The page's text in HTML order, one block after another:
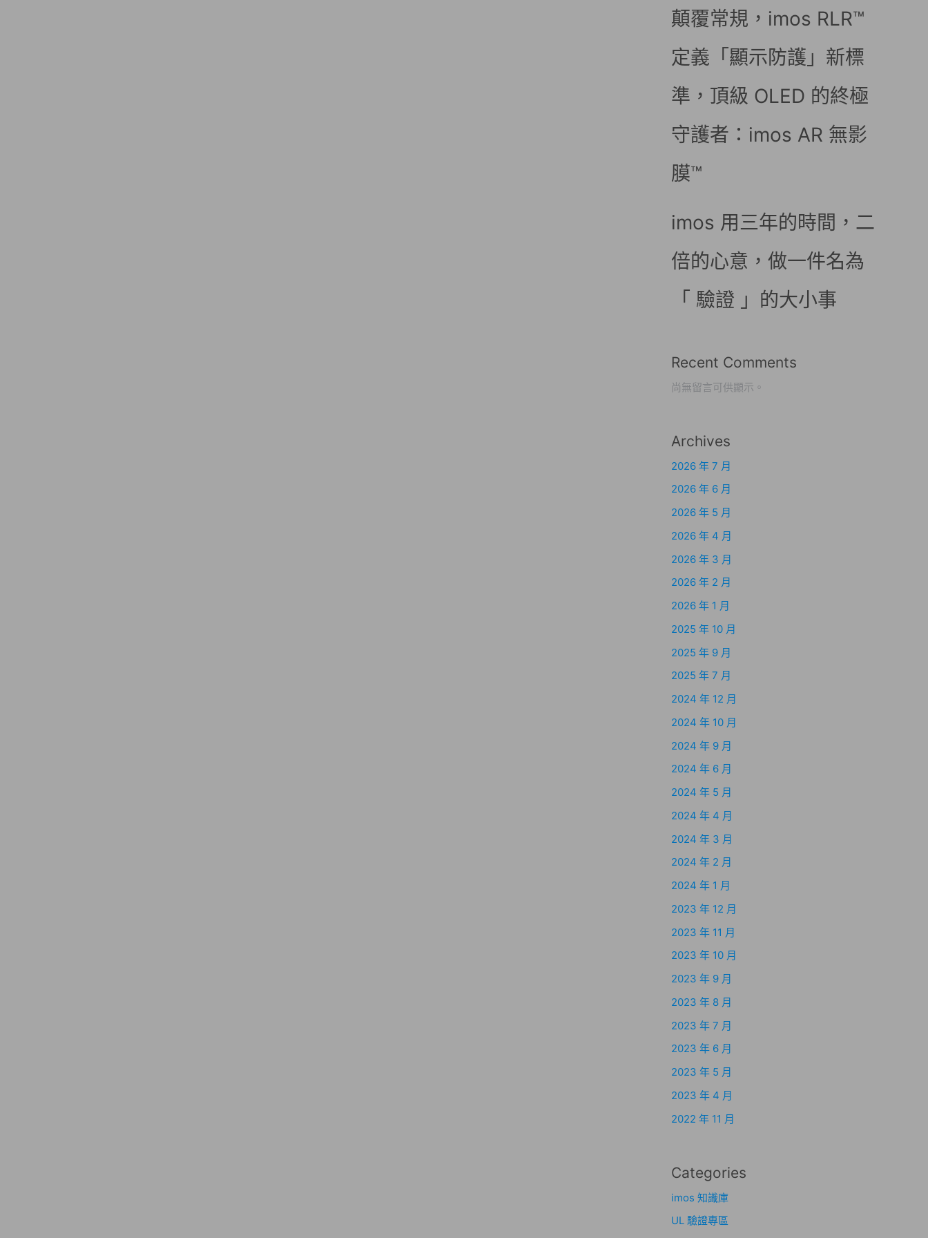
顛覆常規，imos RLR™
定義「顯示防護」新標
準，頂級 OLED 的終極
守護者：imos AR 無影
膜™
imos 用三年的時間，二
倍的心意，做一件名為
「 驗證 」的大小事
Recent Comments
尚無留言可供顯示。
Archives
2026 年 7 月
2026 年 6 月
2026 年 5 月
2026 年 4 月
2026 年 3 月
2026 年 2 月
2026 年 1 月
2025 年 10 月
2025 年 9 月
2025 年 7 月
2024 年 12 月
2024 年 10 月
2024 年 9 月
2024 年 6 月
2024 年 5 月
2024 年 4 月
2024 年 3 月
2024 年 2 月
2024 年 1 月
2023 年 12 月
2023 年 11 月
2023 年 10 月
2023 年 9 月
2023 年 8 月
2023 年 7 月
2023 年 6 月
2023 年 5 月
2023 年 4 月
2022 年 11 月
Categories
imos 知識庫
UL 驗證專區